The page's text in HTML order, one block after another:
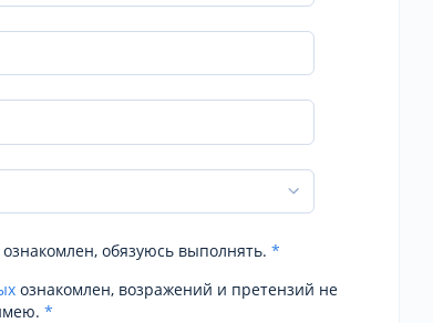
ознакомлен, обязуюсь выполнять. *
ознакомлен, возражений и претензий не
*